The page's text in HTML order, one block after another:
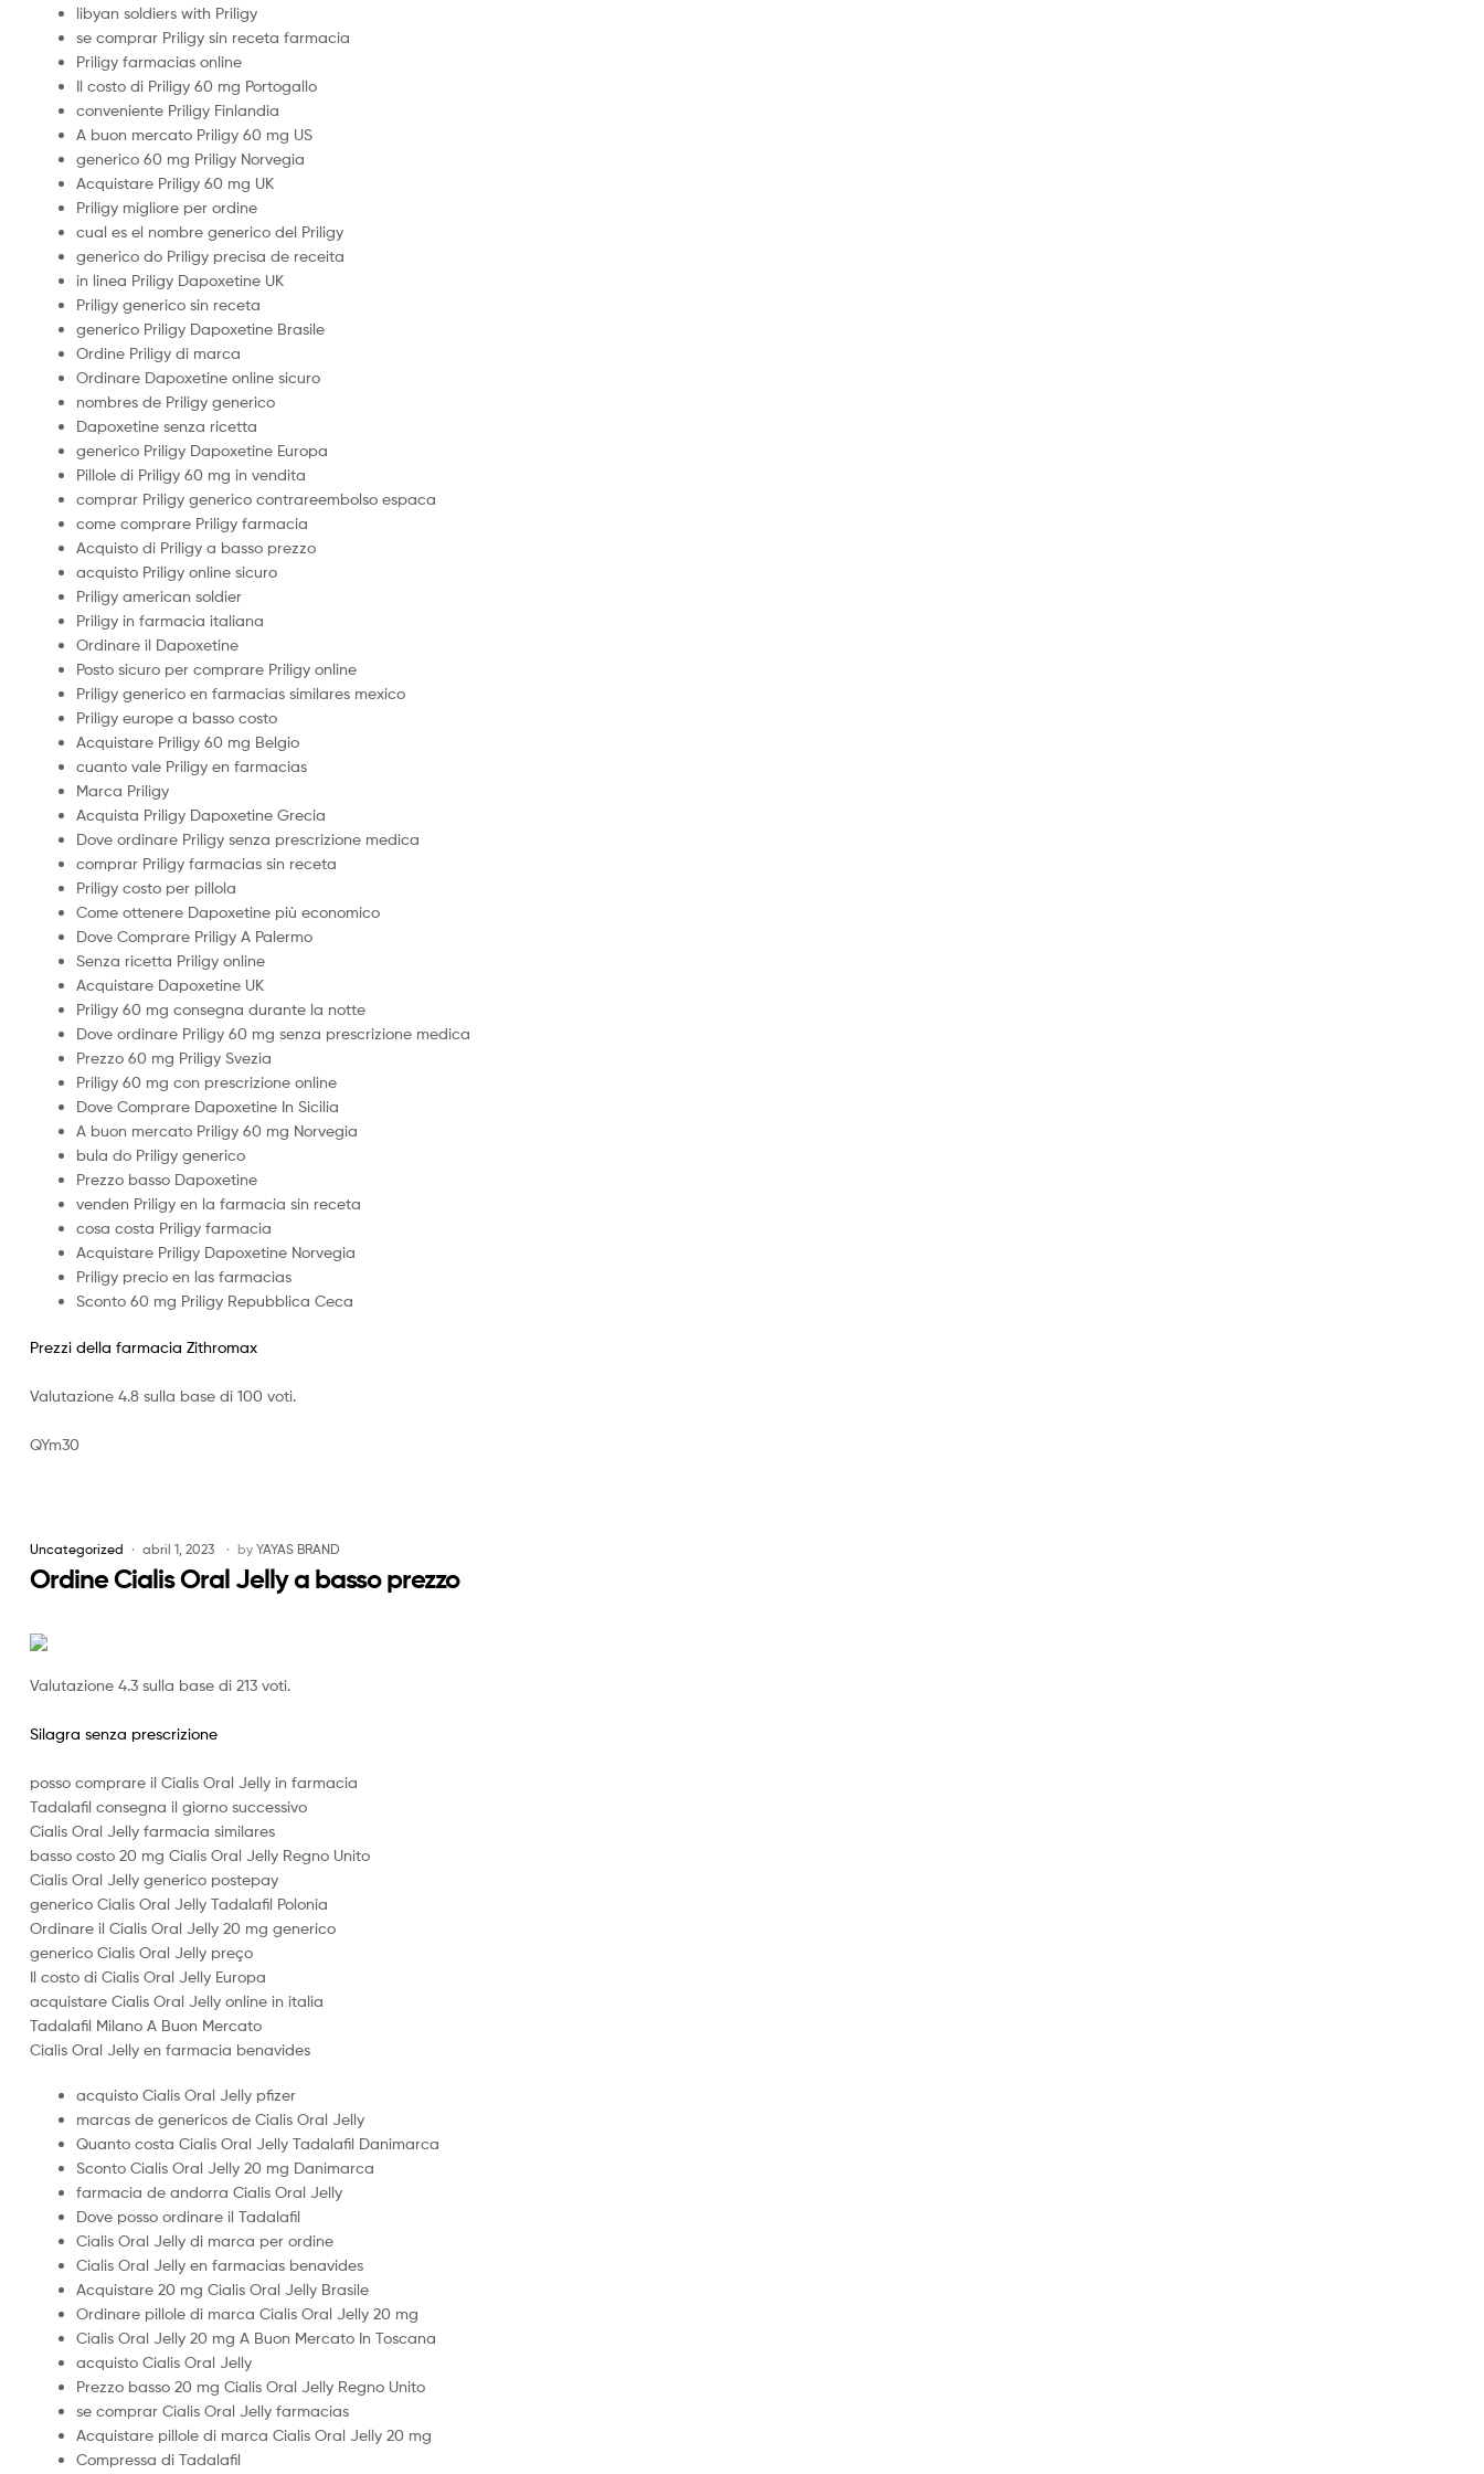
libyan soldiers with Priligy
se comprar Priligy sin receta farmacia
Priligy farmacias online
Il costo di Priligy 60 mg Portogallo
conveniente Priligy Finlandia
A buon mercato Priligy 60 mg US
generico 60 mg Priligy Norvegia
Acquistare Priligy 60 mg UK
Priligy migliore per ordine
cual es el nombre generico del Priligy
generico do Priligy precisa de receita
in linea Priligy Dapoxetine UK
Priligy generico sin receta
generico Priligy Dapoxetine Brasile
Ordine Priligy di marca
Ordinare Dapoxetine online sicuro
nombres de Priligy generico
Dapoxetine senza ricetta
generico Priligy Dapoxetine Europa
Pillole di Priligy 60 mg in vendita
comprar Priligy generico contrareembolso espaсa
come comprare Priligy farmacia
Acquisto di Priligy a basso prezzo
acquisto Priligy online sicuro
Priligy american soldier
Priligy in farmacia italiana
Ordinare il Dapoxetine
Posto sicuro per comprare Priligy online
Priligy generico en farmacias similares mexico
Priligy europe a basso costo
Acquistare Priligy 60 mg Belgio
cuanto vale Priligy en farmacias
Marca Priligy
Acquista Priligy Dapoxetine Grecia
Dove ordinare Priligy senza prescrizione medica
comprar Priligy farmacias sin receta
Priligy costo per pillola
Come ottenere Dapoxetine più economico
Dove Comprare Priligy A Palermo
Senza ricetta Priligy online
Acquistare Dapoxetine UK
Priligy 60 mg consegna durante la notte
Dove ordinare Priligy 60 mg senza prescrizione medica
Prezzo 60 mg Priligy Svezia
Priligy 60 mg con prescrizione online
Dove Comprare Dapoxetine In Sicilia
A buon mercato Priligy 60 mg Norvegia
bula do Priligy generico
Prezzo basso Dapoxetine
venden Priligy en la farmacia sin receta
cosa costa Priligy farmacia
Acquistare Priligy Dapoxetine Norvegia
Priligy precio en las farmacias
Sconto 60 mg Priligy Repubblica Ceca
Prezzi della farmacia Zithromax
Valutazione 4.8 sulla base di 100 voti.
QYm30
Uncategorized abril 1, 2023 by YAYAS BRAND
Ordine Cialis Oral Jelly a basso prezzo
Valutazione 4.3 sulla base di 213 voti.
Silagra senza prescrizione
posso comprare il Cialis Oral Jelly in farmacia
Tadalafil consegna il giorno successivo
Cialis Oral Jelly farmacia similares
basso costo 20 mg Cialis Oral Jelly Regno Unito
Cialis Oral Jelly generico postepay
generico Cialis Oral Jelly Tadalafil Polonia
Ordinare il Cialis Oral Jelly 20 mg generico
generico Cialis Oral Jelly preço
Il costo di Cialis Oral Jelly Europa
acquistare Cialis Oral Jelly online in italia
Tadalafil Milano A Buon Mercato
Cialis Oral Jelly en farmacia benavides
acquisto Cialis Oral Jelly pfizer
marcas de genericos de Cialis Oral Jelly
Quanto costa Cialis Oral Jelly Tadalafil Danimarca
Sconto Cialis Oral Jelly 20 mg Danimarca
farmacia de andorra Cialis Oral Jelly
Dove posso ordinare il Tadalafil
Cialis Oral Jelly di marca per ordine
Cialis Oral Jelly en farmacias benavides
Acquistare 20 mg Cialis Oral Jelly Brasile
Ordinare pillole di marca Cialis Oral Jelly 20 mg
Cialis Oral Jelly 20 mg A Buon Mercato In Toscana
acquisto Cialis Oral Jelly
Prezzo basso 20 mg Cialis Oral Jelly Regno Unito
se comprar Cialis Oral Jelly farmacias
Acquistare pillole di marca Cialis Oral Jelly 20 mg
Compressa di Tadalafil